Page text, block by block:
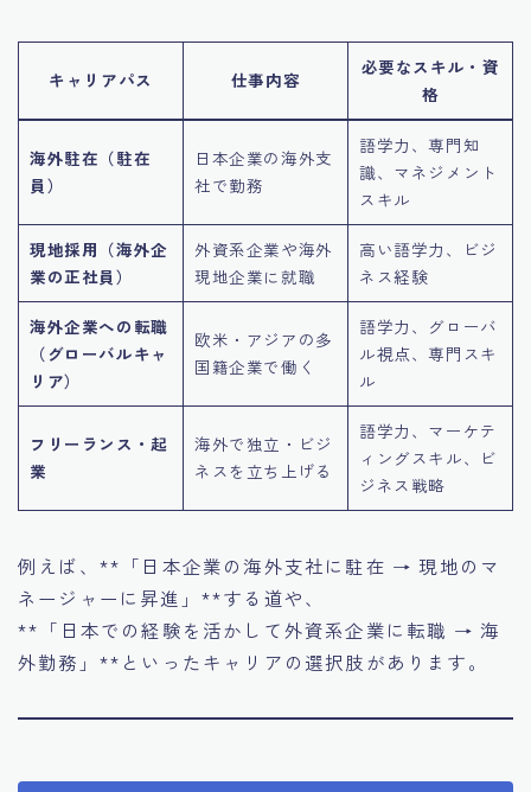
キャリアパス 仕事内容
必要なスキル・資
格
海外駐在（駐在
員）
日本企業の海外支
社で勤務
語学力、専門知
識、マネジメント
スキル
現地採用（海外企
業の正社員）
外資系企業や海外
現地企業に就職
高い語学力、ビジ
ネス経験
海外企業への転職
（グローバルキャ
リア）
欧米・アジアの多
国籍企業で働く
語学力、グローバ
ル視点、専門スキ
ル
フリーランス・起
業
海外で独立・ビジ
ネスを立ち上げる
語学力、マーケテ
ィングスキル、ビ
ジネス戦略
例えば、**「日本企業の海外支社に駐在 → 現地のマ
ネージャーに昇進」**する道や、
**「日本での経験を活かして外資系企業に転職 → 海
外勤務」**といったキャリアの選択肢があります。